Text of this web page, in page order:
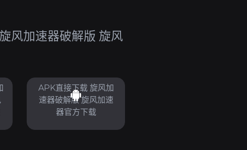
风加速器破解版 旋风
APK直接下载 旋风加
速器破解版 旋风加速
器官方下载